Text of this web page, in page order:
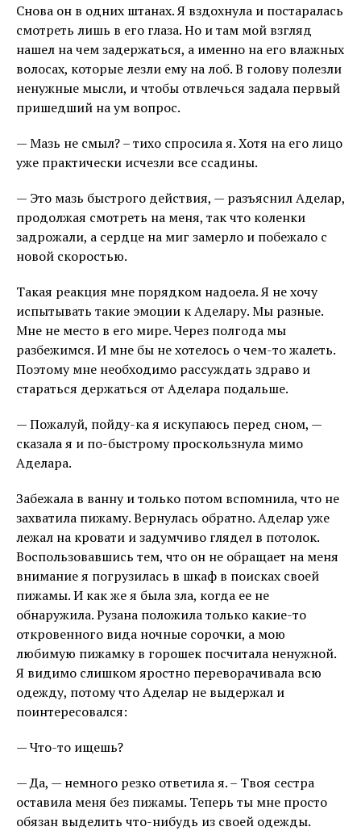
Снова он в одних штанах. Я вздохнула и постаралась
смотреть лишь в его глаза. Но и там мой взгляд
нашел на чем задержаться, а именно на его влажных
волосах, которые лезли ему на лоб. В голову полезли
ненужные мысли, и чтобы отвлечься задала первый
пришедший на ум вопрос.
— Мазь не смыл? – тихо спросила я. Хотя на его лицо
уже практически исчезли все ссадины.
— Это мазь быстрого действия, — разъяснил Аделар,
продолжая смотреть на меня, так что коленки
задрожали, а сердце на миг замерло и побежало с
новой скоростью.
Такая реакция мне порядком надоела. Я не хочу
испытывать такие эмоции к Аделару. Мы разные.
Мне не место в его мире. Через полгода мы
разбежимся. И мне бы не хотелось о чем-то жалеть.
Поэтому мне необходимо рассуждать здраво и
стараться держаться от Аделара подальше.
— Пожалуй, пойду-ка я искупаюсь перед сном, —
сказала я и по-быстрому проскользнула мимо
Аделара.
Забежала в ванну и только потом вспомнила, что не
захватила пижаму. Вернулась обратно. Аделар уже
лежал на кровати и задумчиво глядел в потолок.
Воспользовавшись тем, что он не обращает на меня
внимание я погрузилась в шкаф в поисках своей
пижамы. И как же я была зла, когда ее не
обнаружила. Рузана положила только какие-то
откровенного вида ночные сорочки, а мою
любимую пижамку в горошек посчитала ненужной.
Я видимо слишком яростно переворачивала всю
одежду, потому что Аделар не выдержал и
поинтересовался:
— Что-то ищешь?
— Да, — немного резко ответила я. – Твоя сестра
оставила меня без пижамы. Теперь ты мне просто
обязан выделить что-нибудь из своей одежды.